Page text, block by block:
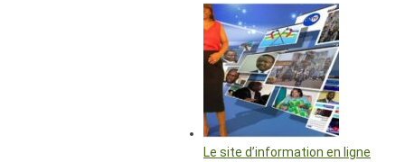
Le site d’information en ligne